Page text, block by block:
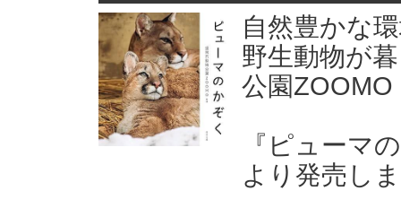
自然豊かな
野生動物が
公園
『ピューマ
より発売し